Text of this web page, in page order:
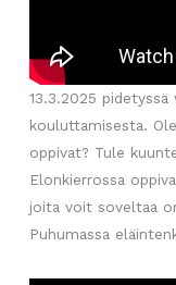
13.3.2025
kouluttamisesta.
oppivat? Tule
Elonkierrossa
joita voit soveltaa
Puhumassa